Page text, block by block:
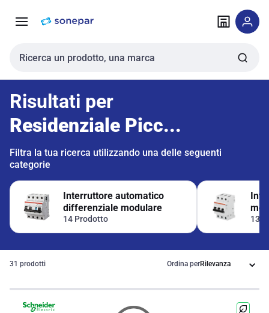
navigazione alla
Cerca input
Risultati per
Residenziale Picc...
Filtra la tua ricerca utilizzando una delle seguenti
categorie
Interruttore automatico
differenziale modulare
14 Prodotto 13
31 prodotti Ordina per